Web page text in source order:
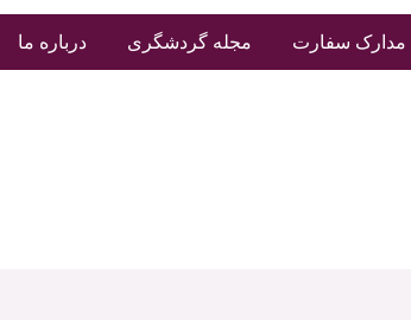
مدارک سفارت مجله گردشگری درباره ما